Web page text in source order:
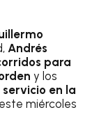
Andrés
para
y los
en la
miércoles